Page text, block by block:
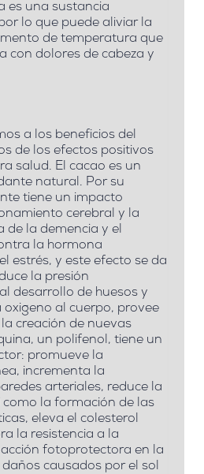
es una sustancia
lo que puede aliviar la
de temperatura que
con dolores de cabeza y
a los beneficios del
de los efectos positivos
salud. El cacao es un
natural. Por su
tiene un impacto
cerebral y la
de la demencia y el
la hormona
estrés, y este efecto se da
la presión
desarrollo de huesos y
al cuerpo, provee
creación de nuevas
un polifenol, tiene un
promueve la
incrementa la
arteriales, reduce la
como la formación de las
eleva el colesterol
la resistencia a la
acción fotoprotectora en la
causados por el sol